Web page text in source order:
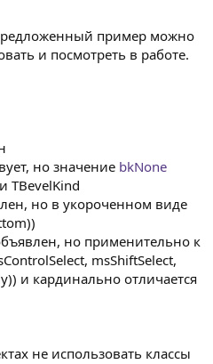
пример можно
и посмотреть в работе.
но значение bkNone
TBevelKind
но в укороченном виде
но применительно к
msShiftSelect,
и кардинально отличается
не использовать классы